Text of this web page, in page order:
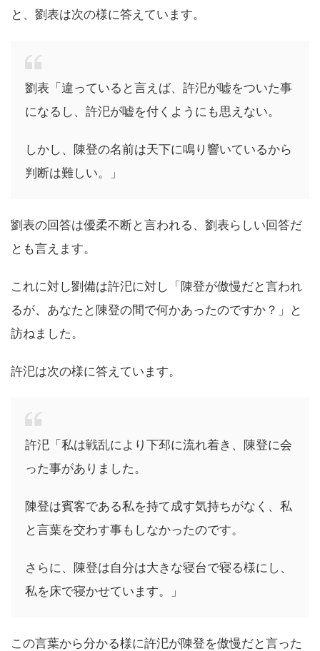
と、劉表は次の様に答えています。
劉表「違っていると言えば、許汜が嘘をついた事
になるし、許汜が嘘を付くようにも思えない。
しかし、陳登の名前は天下に鳴り響いているから
判断は難しい。」
劉表の回答は優柔不断と言われる、劉表らしい回答だ
とも言えます。
これに対し劉備は許汜に対し「陳登が傲慢だと言われ
るが、あなたと陳登の間で何かあったのですか？」と
訪ねました。
許汜は次の様に答えています。
許汜「私は戦乱により下邳に流れ着き、陳登に会
った事がありました。
陳登は賓客である私を持て成す気持ちがなく、私
と言葉を交わす事もしなかったのです。
さらに、陳登は自分は大きな寝台で寝る様にし、
私を床で寝かせています。」
この言葉から分かる様に許汜が陳登を傲慢だと言った